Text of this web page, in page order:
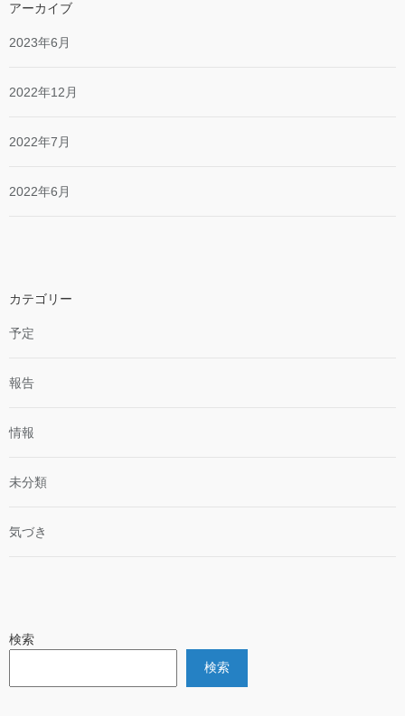
アーカイブ
2023年6月
2022年12月
2022年7月
2022年6月
カテゴリー
予定
報告
情報
未分類
気づき
検索
検索